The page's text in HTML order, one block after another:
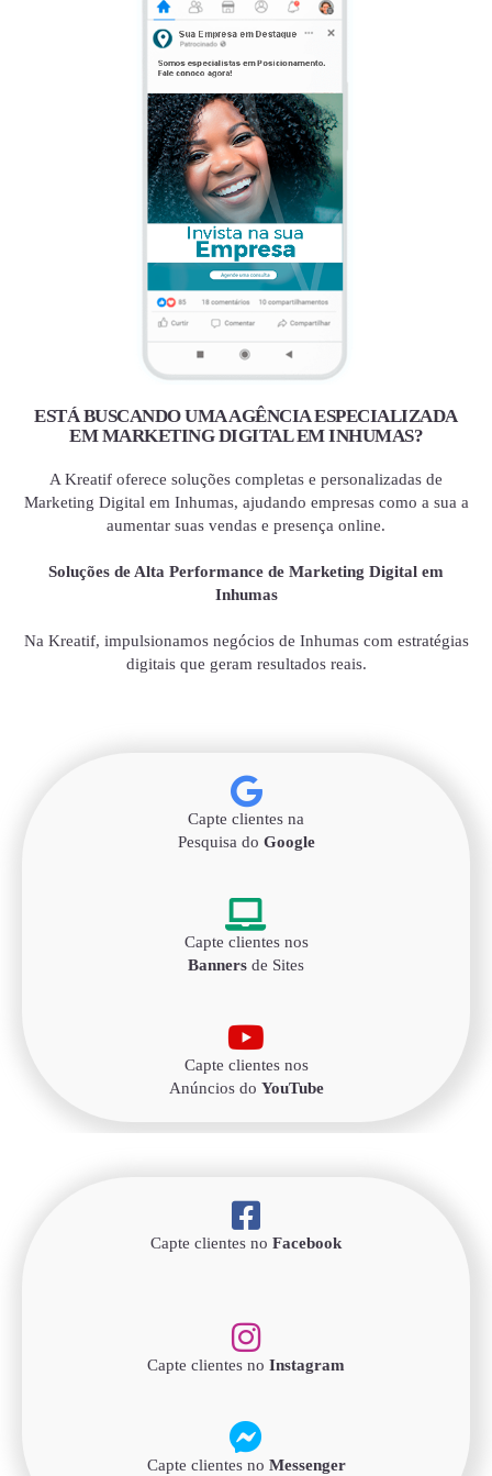
ESTÁ BUSCANDO UMA AGÊNCIA ESPECIALIZADA
EM MARKETING DIGITAL EM INHUMAS?
A Kreatif oferece soluções completas e personalizadas de
Marketing Digital em Inhumas, ajudando empresas como a sua a
aumentar suas vendas e presença online.
Soluções de Alta Performance de Marketing Digital em
Inhumas
Na Kreatif, impulsionamos negócios de Inhumas com estratégias
digitais que geram resultados reais.
Capte clientes na
Pesquisa do Google
Capte clientes nos
Banners de Sites
Capte clientes nos
Anúncios do YouTube
Capte clientes no Facebook
Capte clientes no Instagram
Capte clientes no Messenger